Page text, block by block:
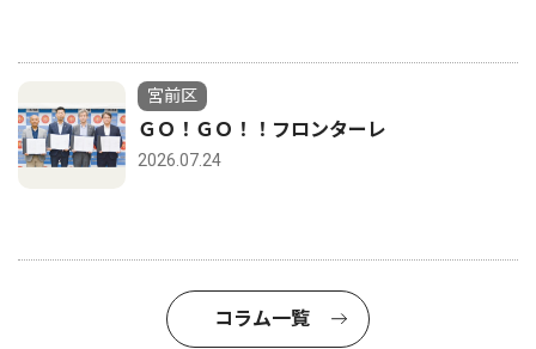
宮前区
ＧＯ！ＧＯ！！フロンターレ
2026.07.24
コラム一覧